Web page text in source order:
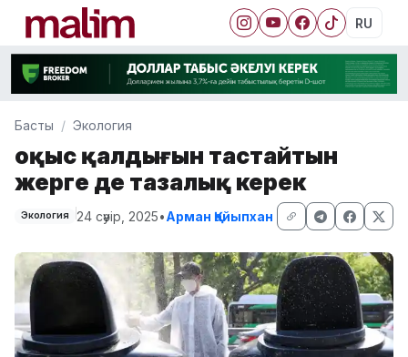
RU
Басты Экология
Қоқыс қалдығын тастайтын
жерге де тазалық керек
Экология 24 сәуір, 2025•Арман Қайыпхан